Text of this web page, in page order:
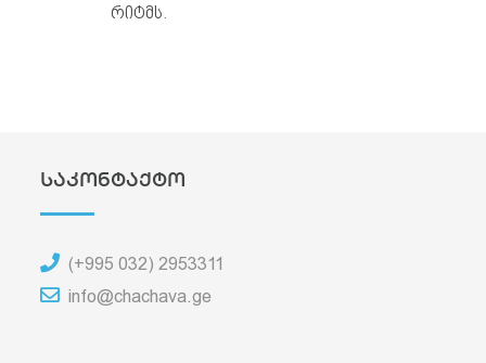
რიტმს.
საკონტაქტო
(+995 032) 2953311
info@chachava.ge